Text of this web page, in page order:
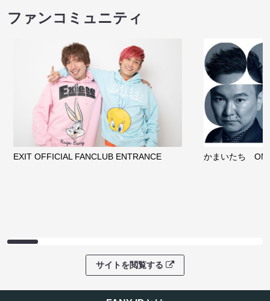
ファンコミュニティ
EXIT OFFICIAL FANCLUB ENTRANCE かまいたち
サイトを閲覧する